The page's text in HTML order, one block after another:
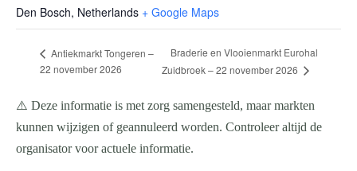
Den Bosch, Netherlands + Google Maps
Antiekmarkt Tongeren –
22 november 2026
Braderie en Vlooienmarkt Eurohal
Zuidbroek – 22 november 2026
⚠️ Deze informatie is met zorg samengesteld, maar markten
kunnen wijzigen of geannuleerd worden. Controleer altijd de
organisator voor actuele informatie.